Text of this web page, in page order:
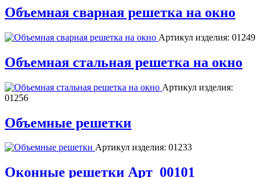
Объемная сварная решетка на окно
Артикул изделия: 01249
Объемная стальная решетка на окно
Артикул изделия:
01256
Объемные решетки
Артикул изделия: 01233
Оконные решетки Арт_00101